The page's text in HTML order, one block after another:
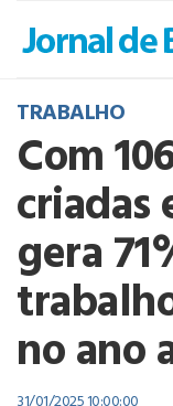
TRABALHO
Com
criadas
gera
no ano